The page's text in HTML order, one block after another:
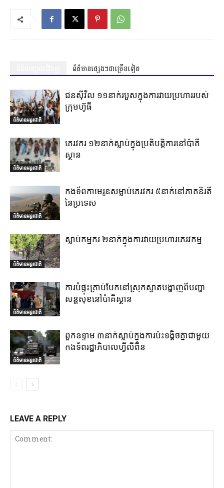
ព័ត៌មានផ្សេងៗជាច្រើនទៀត
ព័ត៌មានអន្តរជាតិ
ជនស៊ីវិល ១១នាក់របួសក្នុងការវាយប្រហាររបស់
ក្រុមហ៊ូធី
ព័ត៌មានអន្តរជាតិ
ភេរវករ ១២នាក់ស្លាប់ក្នុងប្រតិបត្តិការនៅប៉ាគី
ស្ថាន
ព័ត៌មានអន្តរជាតិ
កងទ័ពកាមេរូនសម្លាប់ភេរវករ ៥នាក់នៅភាគនិរតី
នៃប្រទេស
ព័ត៌មានអន្តរជាតិ
ស្លាប់កម្មករ ២នាក់ក្នុងការវាយប្រហារភេរវកម្ម
ព័ត៌មានអន្តរជាតិ
ការបំផ្ទុះគ្រាប់បែកនៅស្រុកស្វាតបង្ហាញពីបញ្ហា
សន្តសុខនៅប៉ាគីស្ថាន
ព័ត៌មានអន្តរជាតិ
ពួកឧទ្ទាម ៣នាក់ស្លាប់ក្នុងការប៉ះទង្គិចគ្នាជាមួយ
កងទ័ពរដ្ឋាភិបាលហ្វីលីពីន
LEAVE A REPLY